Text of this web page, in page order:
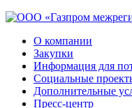
О компании
Закупки
Информация для
Социальные
Дополнительные
Пресс-центр